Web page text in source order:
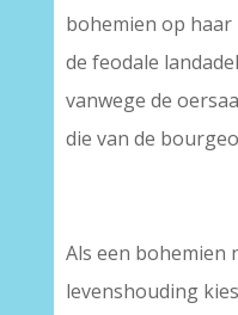
bohemien op
de feodale
vanwege de
die van de
Als een bohemien
levenshouding